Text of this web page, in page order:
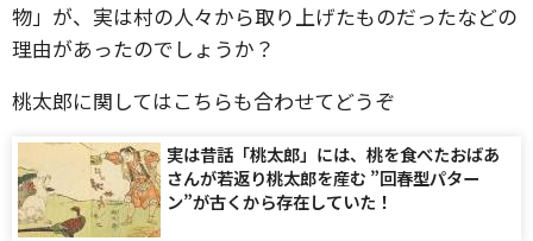
物」が、実は村の人々から取り上げたものだったなどの
理由があったのでしょうか？
桃太郎に関してはこちらも合わせてどうぞ
実は昔話「桃太郎」には、桃を食べたおばあ
さんが若返り桃太郎を産む ”回春型パター
ン”が古くから存在していた！